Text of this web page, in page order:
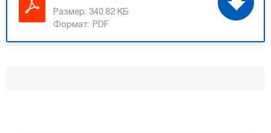
Размер: 340.82 КБ
Формат: PDF